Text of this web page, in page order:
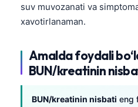
suv muvozanati va
xavotirlanaman.
Amalda foydali
BUN/kreatinin
BUN/kreatinin nisbati eng
Беларуская мова
Frysk
Norsk bokmål